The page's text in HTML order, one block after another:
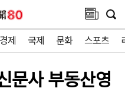
경제 국제 문화 스포츠
문사 부동산영